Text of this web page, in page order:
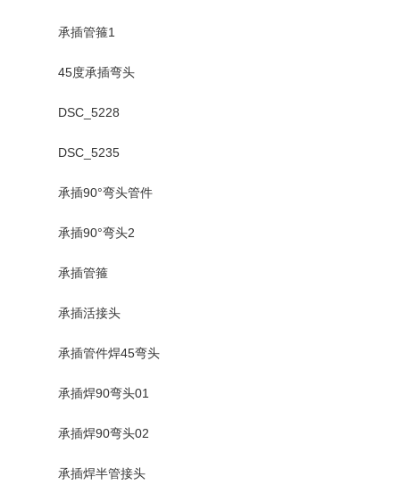
承插管箍1
45度承插弯头
DSC_5228
DSC_5235
承插90°弯头管件
承插90°弯头2
承插管箍
承插活接头
承插管件焊45弯头
承插焊90弯头01
承插焊90弯头02
承插焊半管接头